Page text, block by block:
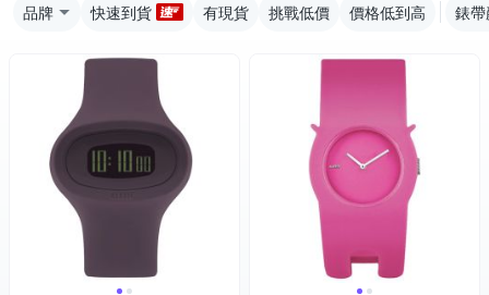
品牌 快速到貨 有現貨 挑戰低價 價格低到高 錶